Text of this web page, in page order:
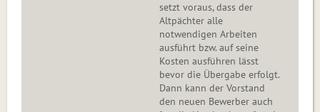
setzt voraus, dass der
Altpächter alle
notwendigen Arbeiten
ausführt bzw. auf seine
Kosten ausführen lässt
bevor die Übergabe erfolgt.
Dann kann der Vorstand
den neuen Bewerber auch